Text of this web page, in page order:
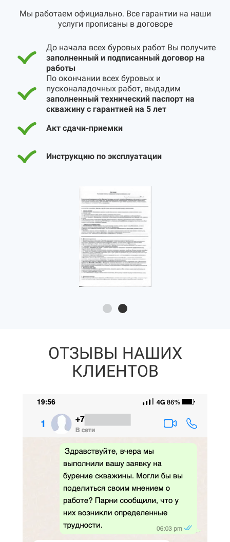
Мы работаем официально. Все гарантии на наши
услуги прописаны в договоре
До начала всех буровых работ Вы получите
заполненный и подписанный договор на
работы
По окончании всех буровых и
пусконаладочных работ, выдадим
заполненный технический паспорт на
скважину с гарантией на 5 лет
Акт сдачи-приемки
Инструкцию по эксплуатации
ОТЗЫВЫ НАШИХ
КЛИЕНТОВ